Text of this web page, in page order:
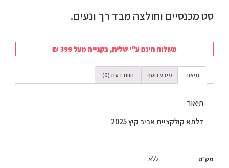
סט מכנסיים וחולצה מבד רך ונעים.
משלוח חינם ע"י שליח, בקנייה מעל 399 ₪
תיאור מידע נוסף חוות דעת (0)
תיאור
דלתא קולקציית אביב קיץ 2025
מק"ט
ללא